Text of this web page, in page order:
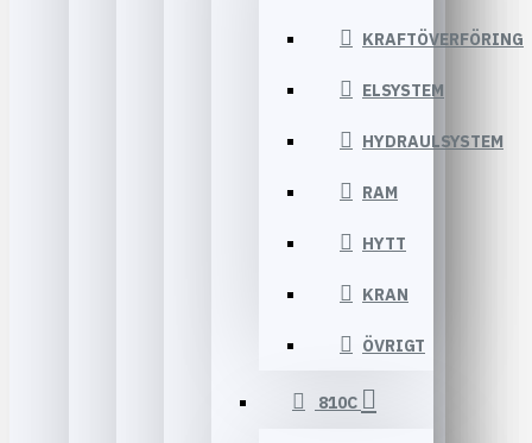
KRAFTÖVERFÖRING
ELSYSTEM
HYDRAULSYSTEM
RAM
HYTT
KRAN
ÖVRIGT
810C